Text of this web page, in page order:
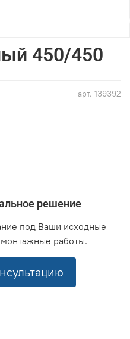
арт. 139392
450/450
решение
под Ваши исходные
работы.